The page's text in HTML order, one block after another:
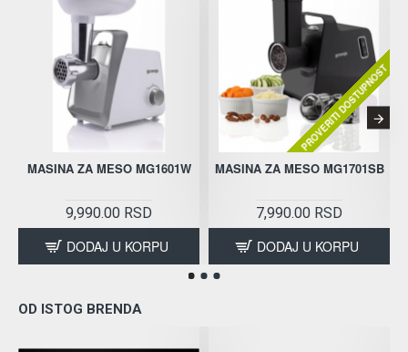
MASINA ZA MESO MG1601W
9,990.00 RSD
DODAJ U KORPU
PROVERITI DOSTUPNOST
MASINA ZA MESO MG1701SB
7,990.00 RSD
DODAJ U KORPU
OD ISTOG BRENDA